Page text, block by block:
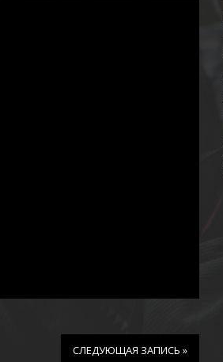
СЛЕДУЮЩАЯ ЗАПИСЬ »